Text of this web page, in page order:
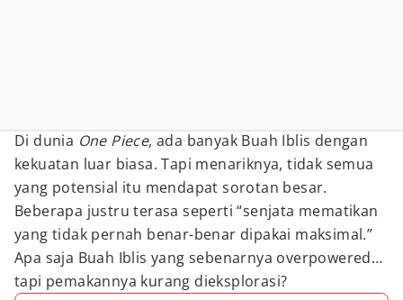
Di dunia One Piece, ada banyak Buah Iblis dengan
kekuatan luar biasa. Tapi menariknya, tidak semua
yang potensial itu mendapat sorotan besar.
Beberapa justru terasa seperti “senjata mematikan
yang tidak pernah benar-benar dipakai maksimal.”
Apa saja Buah Iblis yang sebenarnya overpowered…
tapi pemakannya kurang dieksplorasi?